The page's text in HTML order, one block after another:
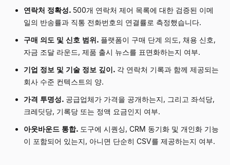
연락처 정확성. 500개 연락처 제어 목록에 대한 검증된 이메
일의 반송률과 직통 전화번호의 연결률로 측정했습니다.
구매 의도 및 신호 범위. 플랫폼이 구매 단계 의도, 채용 신호,
자금 조달 라운드, 제품 출시 뉴스를 표면화하는지 여부.
기업 정보 및 기술 정보 깊이. 각 연락처 기록과 함께 제공되는
회사 수준 컨텍스트의 양.
가격 투명성. 공급업체가 가격을 공개하는지, 그리고 좌석당,
크레딧당, 기록당 또는 정액 요금인지 여부.
아웃바운드 통합. 도구에 시퀀싱, CRM 동기화 및 개인화 기능
이 포함되어 있는지, 아니면 단순히 CSV를 제공하는지 여부.